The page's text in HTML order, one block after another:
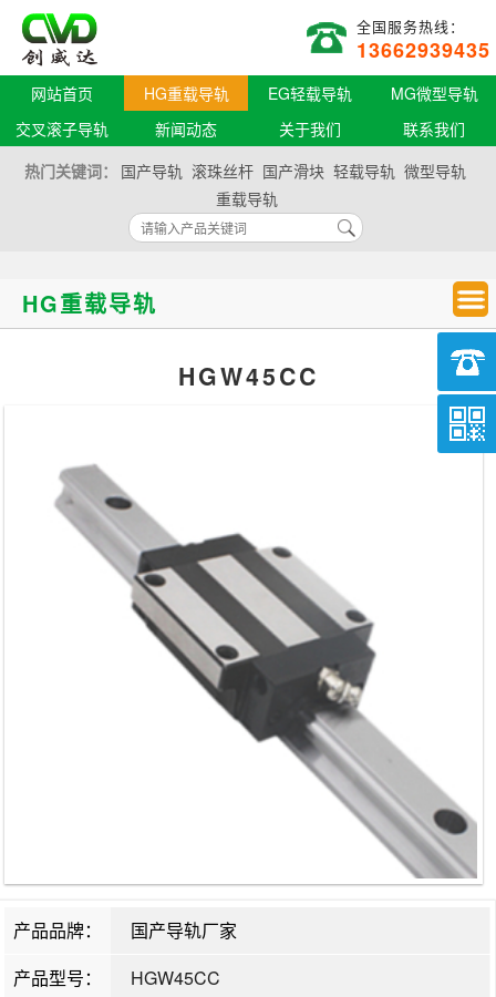
全国服务热线：
13662939435
网站首页 HG重载导轨 EG轻载导轨
MG微型导轨
交叉滚子导轨
新闻动态 关于我们
联系我们
热门关键词：
国产导轨 滚珠丝杆 国产滑块 轻载导轨 微型导轨
重载导轨
HG重载导轨
HGW45CC
产品品牌：
国产导轨厂家
产品型号：
HGW45CC